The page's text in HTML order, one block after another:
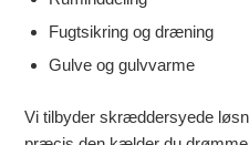
Fugtsikring og dræning
Gulve og gulvvarme
Vi tilbyder skræddersyede